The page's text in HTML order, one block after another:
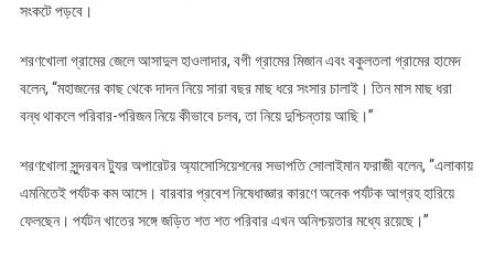
সংকটে পড়বে।
শরণখোলা গ্রামের জেলে আসাদুল হাওলাদার, বগী গ্রামের মিজান এবং বকুলতলা গ্রামের হামেদ
বলেন, “মহাজনের কাছ থেকে দাদন নিয়ে সারা বছর মাছ ধরে সংসার চালাই। তিন মাস মাছ ধরা
বন্ধ থাকলে পরিবার-পরিজন নিয়ে কীভাবে চলব, তা নিয়ে দুশ্চিন্তায় আছি।”
শরণখোলা সুন্দরবন ট্যুর অপারেটর অ্যাসোসিয়েশনের সভাপতি সোলাইমান ফরাজী বলেন, “এলাকায়
এমনিতেই পর্যটক কম আসে। বারবার প্রবেশ নিষেধাজ্ঞার কারণে অনেক পর্যটক আগ্রহ হারিয়ে
ফেলছেন। পর্যটন খাতের সঙ্গে জড়িত শত শত পরিবার এখন অনিশ্চয়তার মধ্যে রয়েছে।”